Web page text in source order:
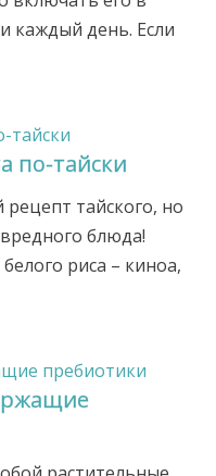
каждый день. Если
по-тайски
тайского, но
блюда!
риса – киноа,